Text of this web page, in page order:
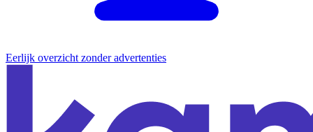
Eerlijk overzicht zonder advertenties